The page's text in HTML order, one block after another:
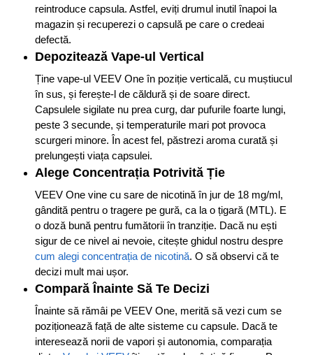
reintroduce capsula. Astfel, eviți drumul inutil înapoi la
magazin și recuperezi o capsulă pe care o credeai
defectă.
Depozitează Vape-ul Vertical
Ține vape-ul VEEV One în poziție verticală, cu muștiucul
în sus, și ferește-l de căldură și de soare direct.
Capsulele sigilate nu prea curg, dar pufurile foarte lungi,
peste 3 secunde, și temperaturile mari pot provoca
scurgeri minore. În acest fel, păstrezi aroma curată și
prelungești viața capsulei.
Alege Concentrația Potrivită Ție
VEEV One vine cu sare de nicotină în jur de 18 mg/ml,
gândită pentru o tragere pe gură, ca la o țigară (MTL). E
o doză bună pentru fumătorii în tranziție. Dacă nu ești
sigur de ce nivel ai nevoie, citește ghidul nostru despre
cum alegi concentrația de nicotină. O să observi că te
decizi mult mai ușor.
Compară Înainte Să Te Decizi
Înainte să rămâi pe VEEV One, merită să vezi cum se
poziționează față de alte sisteme cu capsule. Dacă te
interesează norii de vapori și autonomia, comparația